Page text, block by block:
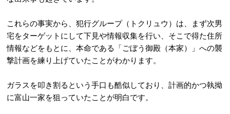
これらの事実から、犯行グループ（トクリュウ）は、まず次男
宅をターゲットにして下見や情報収集を行い、そこで得た住所
情報などをもとに、本命である「ごぼう御殿（本家）」への襲
撃計画を練り上げていたことがわかります。
ガラスを叩き割るという手口も酷似しており、計画的かつ執拗
に富山一家を狙っていたことが明白です。